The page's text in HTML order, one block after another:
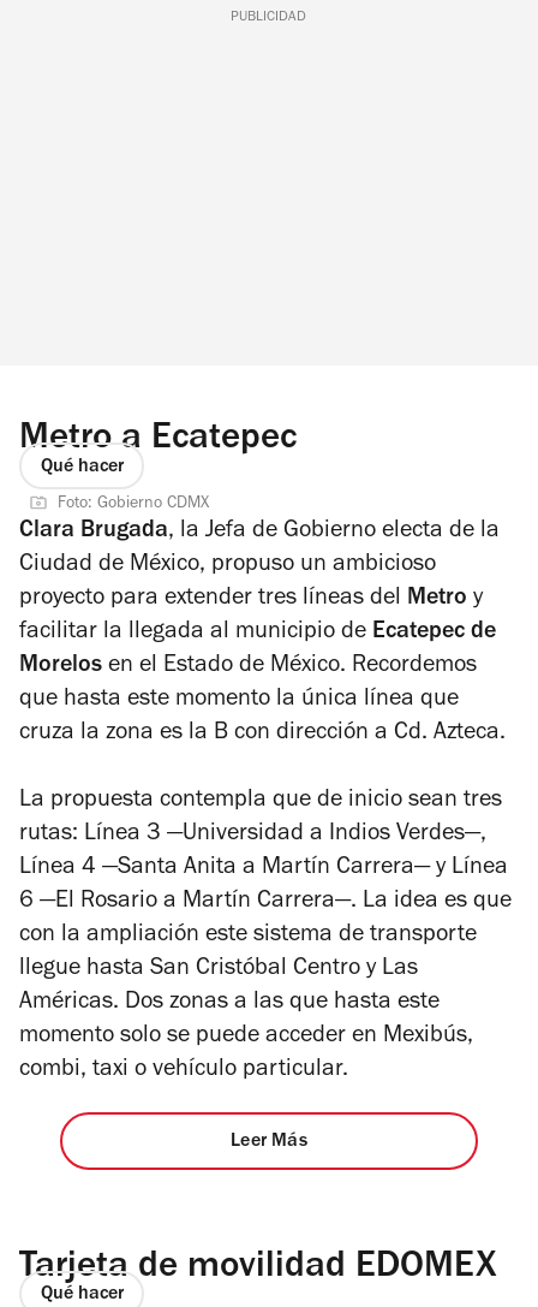
PUBLICIDAD
Metro a Ecatepec
Qué hacer
Foto: Gobierno CDMX
Clara Brugada, la Jefa de Gobierno electa de la
Ciudad de México, propuso un ambicioso
proyecto para extender tres líneas del Metro y
facilitar la llegada al municipio de Ecatepec de
Morelos en el Estado de México. Recordemos
que hasta este momento la única línea que
cruza la zona es la B con dirección a Cd. Azteca.
La propuesta contempla que de inicio sean tres
rutas: Línea 3 —Universidad a Indios Verdes—,
Línea 4 —Santa Anita a Martín Carrera— y Línea
6 —El Rosario a Martín Carrera—. La idea es que
con la ampliación este sistema de transporte
llegue hasta San Cristóbal Centro y Las
Américas. Dos zonas a las que hasta este
momento solo se puede acceder en Mexibús,
combi, taxi o vehículo particular.
Leer Más
Tarjeta de movilidad EDOMEX
Qué hacer